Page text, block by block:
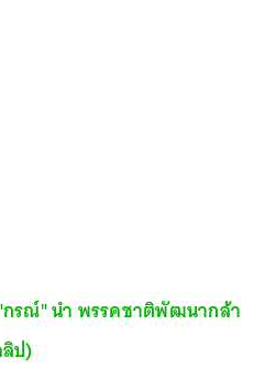
กรณ์" นำ พรรคชาติพัฒนากล้า
ป)